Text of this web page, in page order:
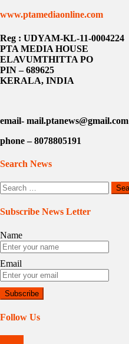
www.ptamediaonline.com
Reg : UDYAM-KL-11-0004224
PTA MEDIA HOUSE
ELAVUMTHITTA PO
PIN – 689625
KERALA, INDIA
email- mail.ptanews@gmail.com
phone – 8078805191
Search News
Search
for:
Subscribe News Letter
Name
Email
Follow Us